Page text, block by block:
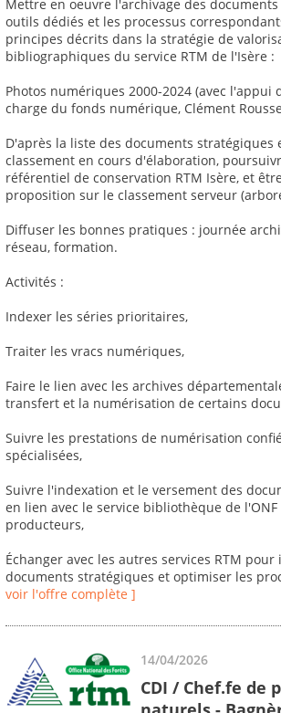
Mettre en oeuvre l'archivage des
outils dédiés et les processus
principes décrits dans la stratégie de
bibliographiques du service RTM de l'Isère :
Photos numériques 2000-2024 (avec l'appui
charge du fonds numérique, Clément
D'après la liste des documents stratégiques
classement en cours d'élaboration,
référentiel de conservation RTM Isère, et
proposition sur le classement serveur
Diffuser les bonnes pratiques : journée
réseau, formation.
Activités :
Indexer les séries prioritaires,
Traiter les vracs numériques,
Faire le lien avec les archives
transfert et la numérisation de certains
Suivre les prestations de numérisation
spécialisées,
Suivre l'indexation et le versement des
en lien avec le service bibliothèque de l'ONF
producteurs,
Échanger avec les autres services RTM
documents stratégiques et optimiser les
voir l'offre complète ]
14/04/2026
CDI / Chef.fe de